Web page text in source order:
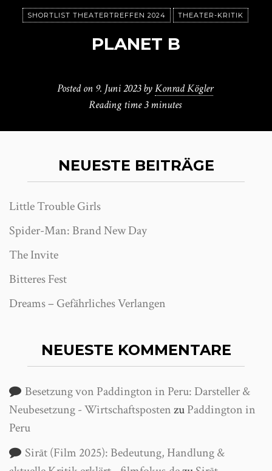
SHORTLIST THEATERTREFFEN 2024 THEATER-KRITIK
PLANET B
Posted on 9. Juni 2023 byKonrad Kögler
Reading time3 minutes
NEUESTE BEITRÄGE
Little Trouble Girls
Spider-Man: Brand New Day
The Invite
Bitteres Fest
Dreams – Gefährliches Verlangen
NEUESTE KOMMENTARE
Besetzung von Paddington in Peru: Darsteller &
Neubesetzung - WirtschaftspostenzuPaddington in
Peru
Sirāt (Film 2025): Bedeutung, Handlung &